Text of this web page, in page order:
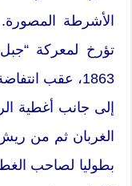
الأشرطة
تؤرخ لمعركة
1863، عقب انتفاضة السيوكس في ولاية منيسوتا.
إلى جانب أغطية
الغربان ثم من
بطوليا لصاحب